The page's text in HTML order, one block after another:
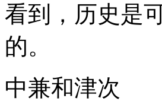
看到，历史是
的。
中兼和津次